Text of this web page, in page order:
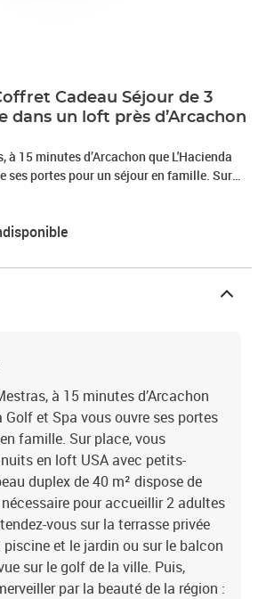
Cadeau Séjour de 3
dans un loft près d’Arcachon
à 15 minutes d’Arcachon que L'Hacienda
ses portes pour un séjour en famille. Sur
2 nuits en loft USA avec petits-déjeuners.
et 1 enfant. Détendez-vous sur la terrasse
la ville. Puis, laissez-vous émerveiller par la
sur la Dune du Pilat, partez en bateau
Tchanquées de l’Ile aux oiseaux et surtout
dans un loft près d’Arcachon
à 15 minutes d’Arcachon
Golf et Spa vous ouvre ses portes
famille. Sur place, vous
en loft USA avec petits-
duplex de 40 m² dispose de
pour accueillir 2 adultes
vous sur la terrasse privée
piscine et le jardin ou sur le balcon
sur le golf de la ville. Puis,
par la beauté de la région :